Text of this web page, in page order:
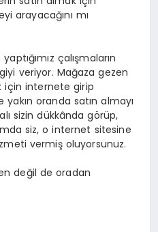
arayacağını mı
çalışmaların
veriyor. Mağaza gezen
için internete girip
yakın oranda satın almayı
sizin dükkânda görüp,
siz, o internet sitesine
vermiş oluyorsunuz.
değil de oradan